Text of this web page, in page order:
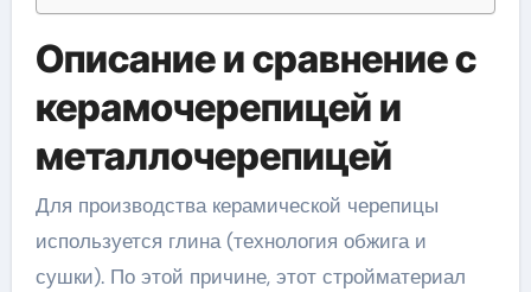
Описание и сравнение с
керамочерепицей и
металлочерепицей
Для производства керамической черепицы
используется глина (технология обжига и
сушки). По этой причине, этот стройматериал